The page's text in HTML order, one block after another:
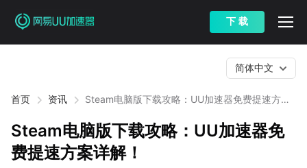
下 载
首页 资讯
Steam电脑版下载攻略：UU加速器免费提速方案
简体中文
Steam电脑版下载攻略：UU加速器免
费提速方案详解！